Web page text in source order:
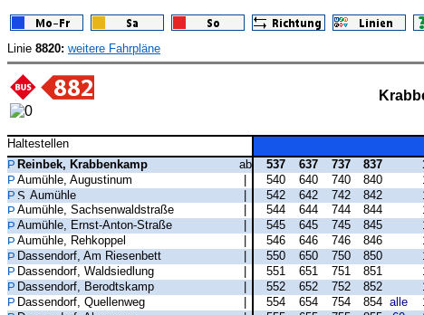
Linie 8820: weitere Fahrpläne
Haltestellen
Reinbek, Krabbenkamp
ab 537 637 737 837
Aumühle, Augustinum
| 540 640 740 840
Aumühle
| 542 642 742 842
Aumühle, Sachsenwaldstraße
544 644 744 844
Aumühle, Ernst-Anton-Straße
545 645 745 845
Aumühle, Rehkoppel
546 646 746 846
Dassendorf, Am Riesenbett
550 650 750 850
Dassendorf, Waldsiedlung
551 651 751 851
Dassendorf, Berodtskamp
552 652 752 852
Dassendorf, Quellenweg
554 654 754 854 alle